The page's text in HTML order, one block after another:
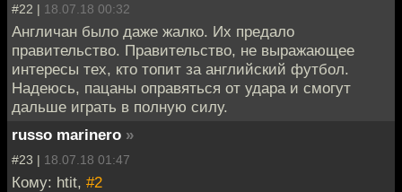
#22 | 18.07.18 00:32
Англичан было даже жалко. Их предало
правительство. Правительство, не выражающее
интересы тех, кто топит за английский футбол.
Надеюсь, пацаны оправяться от удара и смогут
дальше играть в полную силу.
russo marinero »
#23 | 18.07.18 01:47
Кому: htit, #2